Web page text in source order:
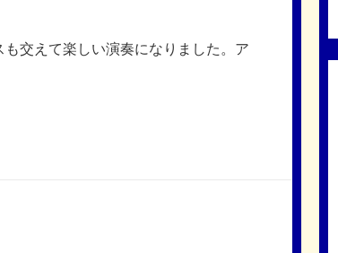
交えて楽しい演奏になりました。ア